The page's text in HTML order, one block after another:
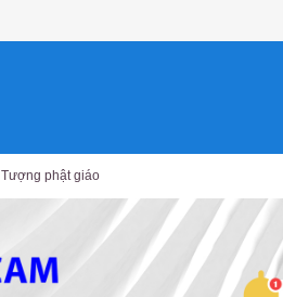
Tượng phật giáo